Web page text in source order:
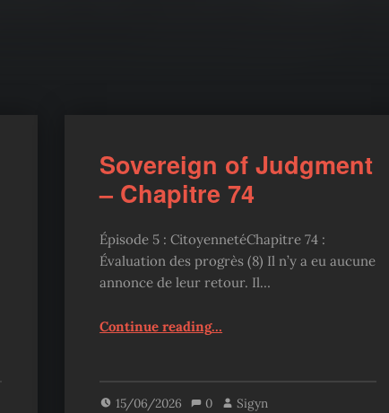
Sovereign of Judgment
– Chapitre 74
Épisode 5 : CitoyennetéChapitre 74 :
Évaluation des progrès (8) Il n’y a eu aucune
annonce de leur retour. Il…
Continue reading“Sovereign of Judgment – Chapitre 74”
…
15/06/2026 0 Sigyn